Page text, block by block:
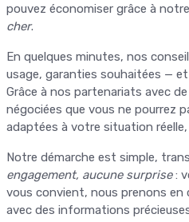
pouvez économiser grâce à
cher.
En quelques minutes, nos
usage, garanties souhaitées — et
Grâce à nos partenariats avec
négociées que vous ne pourrez
adaptées à votre situation réelle,
Notre démarche est simple,
engagement, aucune surprise:
vous convient, nous prenons
avec des informations